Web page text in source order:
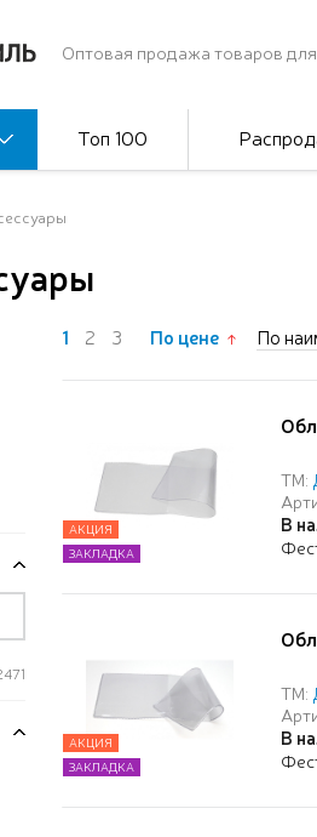
Оптовая продажа товаров
Топ 100
1 2 3 По цене По
ТМ:
В
АКЦИЯ
ЗАКЛАДКА
ТМ:
В
АКЦИЯ
ЗАКЛАДКА